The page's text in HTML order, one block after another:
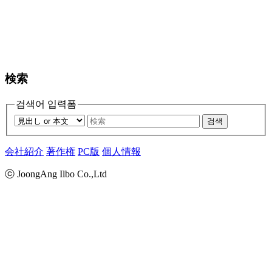
検索
검색어 입력폼
검색
会社紹介 著作権 PC版 個人情報
ⓒ JoongAng Ilbo Co.,Ltd